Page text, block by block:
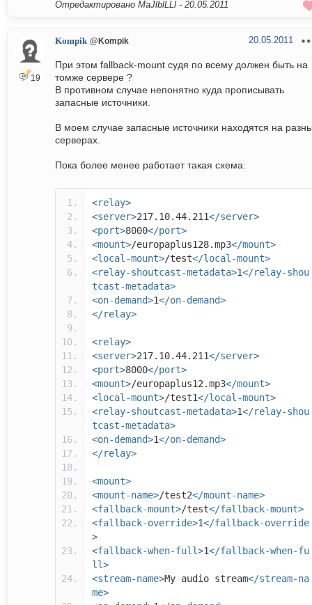
Отредактировано MaJlblLLl - 20.05.2011
19
Kompik @Kompik 20.05.2011
При этом fallback-mount судя по всему должен быть на
томже сервере ?
В противном случае непонятно куда прописывать
запасные источники.
В моем случае запасные источники находятся на
серверах.
Пока более менее работает такая схема:
<relay>
<server>217.10.44.211</server>
<port>8000</port>
<mount>/europaplus128.mp3</mount>
<local-mount>/test</local-mount>
<relay-shoutcast-metadata>1</relay-shou
tcast-metadata>
<on-demand>1</on-demand>
</relay>
<relay>
<server>217.10.44.211</server>
<port>8000</port>
<mount>/europaplus12.mp3</mount>
<local-mount>/test1</local-mount>
<relay-shoutcast-metadata>1</relay-shou
tcast-metadata>
<on-demand>1</on-demand>
</relay>
<mount>
<mount-name>/test2</mount-name>
<fallback-mount>/test</fallback-mount>
<fallback-override>1</fallback-override
>
<fallback-when-full>1</fallback-when-fu
ll>
<stream-name>My audio stream</stream-na
me>